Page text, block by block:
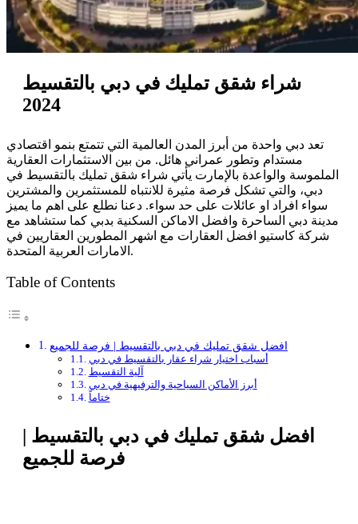
شراء شقق تمليك في دبي بالتقسيط
2024
تعد دبي واحدة من أبرز المدن العالمية التي تتمتع بنمو اقتصادي
مستدام وتطور عمراني هائل. من بين الاستثمارات العقارية
الملموسة والواعدة بالإمارت يأتي شراء شقق تمليك بالتقسيط في
دبي، والتي تشكل فرصة مثيرة للانتباه للمستثمرين والمشترين
سواء افراد او عائلات على حد سواء. دعنا نطلع على اهم ما يميز
مدينة دبي الساحرة وافضل الاماكن السكنية بدبي كما ستشاهد مع
شركة كاستيو افضل العقارات مع اشهر المطورين العقاريين في
الامارات العربية المتحدة.
Table of Contents
افضل شقق تمليك في دبي بالتقسيط | فرصة للجميع
أسباب اختيار شراء عقار بالتقسيط في دبي
آلية التقسيط
أبرز الأماكن السياحية والترفيهية في دبي
ختاماً
افضل شقق تمليك في دبي بالتقسيط |
فرصة للجميع